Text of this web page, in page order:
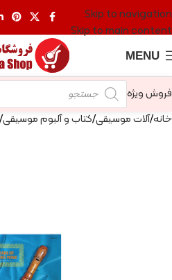
Skip to navigation
Skip to main content
MENU
فروش ویژه
خانه آلات موسیقی کتاب و آلبوم موسیقی